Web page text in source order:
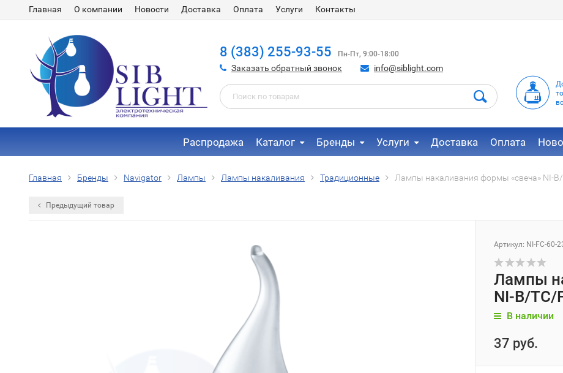
Главная О компании Новости Доставка Оплата Услуги Контакты
8 (383) 255-93-55 Пн-Пт, 9:00-18:00
Заказать обратный звонок info@siblight.com
Распродажа Каталог Бренды Услуги Доставка Оплата
Главная Бренды Navigator Лампы Лампы накаливания Традиционные Лампы накаливания формы «свеча» NI-B/
Предыдущий товар
Артикул: NI-FC-60-
Лампы
NI-B/TC/
В наличии
37 руб.